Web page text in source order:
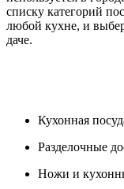
списку категорий
любой кухне, и
даче.
Кухонная
Разделочные
Ножи и